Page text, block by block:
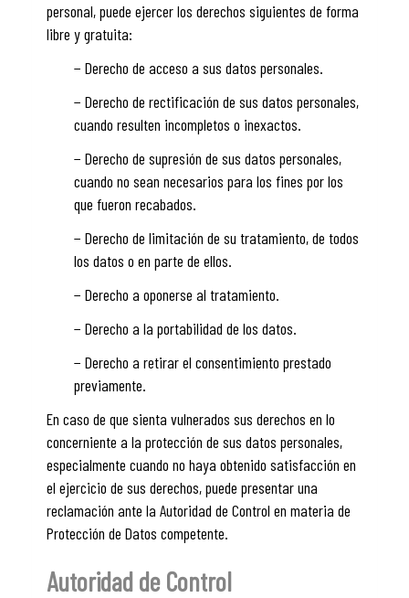
personal, puede ejercer los derechos siguientes de forma
libre y gratuita:
− Derecho de acceso a sus datos personales.
− Derecho de rectificación de sus datos personales,
cuando resulten incompletos o inexactos.
− Derecho de supresión de sus datos personales,
cuando no sean necesarios para los fines por los
que fueron recabados.
− Derecho de limitación de su tratamiento, de todos
los datos o en parte de ellos.
− Derecho a oponerse al tratamiento.
− Derecho a la portabilidad de los datos.
− Derecho a retirar el consentimiento prestado
previamente.
En caso de que sienta vulnerados sus derechos en lo
concerniente a la protección de sus datos personales,
especialmente cuando no haya obtenido satisfacción en
el ejercicio de sus derechos, puede presentar una
reclamación ante la Autoridad de Control en materia de
Protección de Datos competente.
Autoridad de Control